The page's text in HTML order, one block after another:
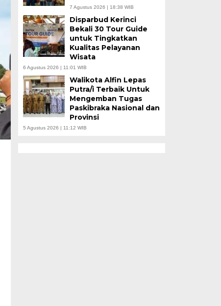
7 Agustus 2026 | 18:38 WIB
Disparbud Kerinci
Bekali 30 Tour Guide
untuk Tingkatkan
Kualitas Pelayanan
Wisata
6 Agustus 2026 | 11:01 WIB
Walikota Alfin Lepas
Putra/i Terbaik Untuk
Mengemban Tugas
Paskibraka Nasional dan
Provinsi
5 Agustus 2026 | 11:12 WIB